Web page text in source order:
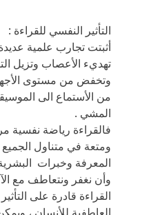
التأثير النفسي للقراءة :
أثبتت تجارب علمية
تهديء الأعصاب وتزيل
وتخفض من مستوى
من الأستماع الى
المشي .
فالقراءة رياضة نفسية
ومتعة في متناول الجميع
المعرفة وخبرات
وأن نغفر ونتعاطف مع
القراءة قادرة على